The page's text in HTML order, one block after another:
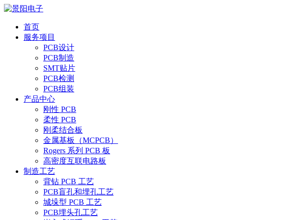
首页
服务项目
PCB设计
PCB制造
SMT贴片
PCB检测
PCB组装
产品中心
刚性 PCB
柔性 PCB
刚柔结合板
金属基板（MCPCB）
Rogers 系列 PCB 板
高密度互联电路板
制造工艺
背钻 PCB 工艺
PCB盲孔和埋孔工艺
城垛型 PCB 工艺
PCB埋头孔工艺